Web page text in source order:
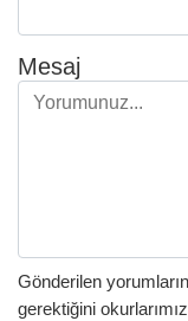
Mesaj
Gönderilen
gerektiğini